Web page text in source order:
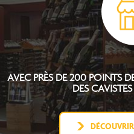
AVEC PRÈS DE 200 POINTS
DES